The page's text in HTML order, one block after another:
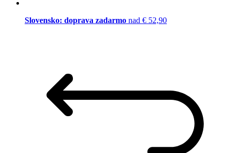
Slovensko: doprava zadarmo nad € 52,90